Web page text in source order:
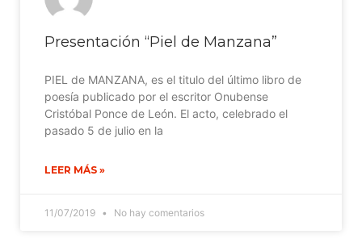
Presentación “Piel de Manzana”
PIEL de MANZANA, es el titulo del último libro de
poesía publicado por el escritor Onubense
Cristóbal Ponce de León. El acto, celebrado el
pasado 5 de julio en la
LEER MÁS »
11/07/2019 No hay comentarios